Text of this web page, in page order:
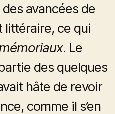
des avancées de
littéraire, ce qui
. Le
des quelques
hâte de revoir
comme il s’en